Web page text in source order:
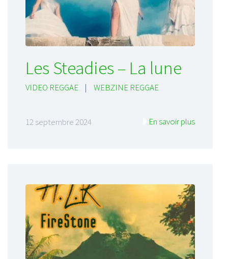
Les Steadies – La lune
VIDEO REGGAE | WEBZINE REGGAE
12 septembre 2024 En savoir plus